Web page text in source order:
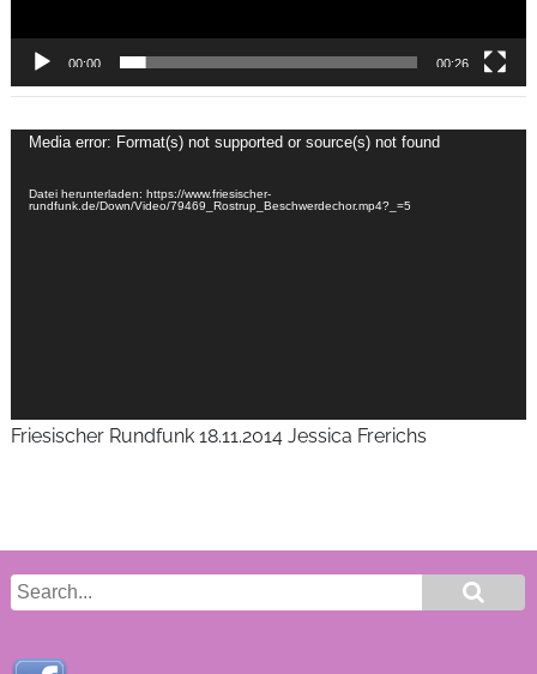
00:00 00:26
Video-
Media error: Format(s) not supported or source(s) not found
Datei herunterladen: https://www.friesischer-
rundfunk.de/Down/Video/79469_Rostrup_Beschwerdechor.mp4?_=5
Friesischer Rundfunk 18.11.2014 Jessica Frerichs